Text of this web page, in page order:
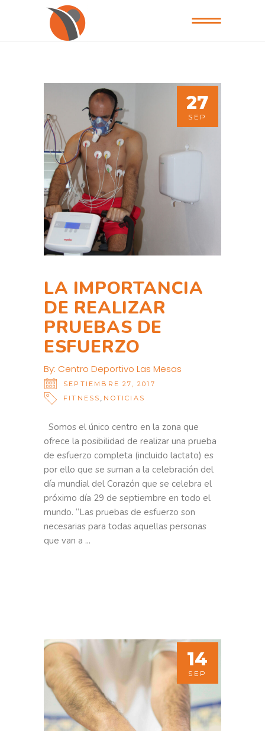
27
SEP
LA IMPORTANCIA
DE REALIZAR
PRUEBAS DE
ESFUERZO
By: Centro Deportivo Las Mesas
SEPTIEMBRE 27, 2017
FITNESS
NOTICIAS
Somos el único centro en la zona que
ofrece la posibilidad de realizar una prueba
de esfuerzo completa (incluido lactato) es
por ello que se suman a la celebración del
día mundial del Corazón que se celebra el
próximo día 29 de septiembre en todo el
mundo. “Las pruebas de esfuerzo son
necesarias para todas aquellas personas
que van a
14
SEP